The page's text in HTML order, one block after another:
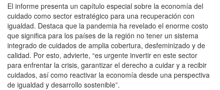
El informe presenta un capítulo especial sobre la economía del
cuidado como sector estratégico para una recuperación con
igualdad. Destaca que la pandemia ha revelado el enorme costo
que significa para los países de la región no tener un sistema
integrado de cuidados de amplia cobertura, desfeminizado y de
calidad. Por esto, advierte, “es urgente invertir en este sector
para enfrentar la crisis, garantizar el derecho a cuidar y a recibir
cuidados, así como reactivar la economía desde una perspectiva
de igualdad y desarrollo sostenible”.